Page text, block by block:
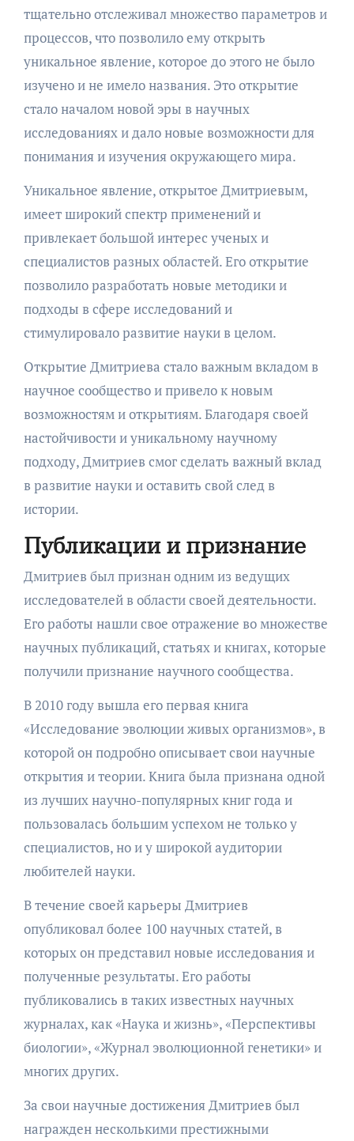
тщательно отслеживал множество параметров и
процессов, что позволило ему открыть
уникальное явление, которое до этого не было
изучено и не имело названия. Это открытие
стало началом новой эры в научных
исследованиях и дало новые возможности для
понимания и изучения окружающего мира.
Уникальное явление, открытое Дмитриевым,
имеет широкий спектр применений и
привлекает большой интерес ученых и
специалистов разных областей. Его открытие
позволило разработать новые методики и
подходы в сфере исследований и
стимулировало развитие науки в целом.
Открытие Дмитриева стало важным вкладом в
научное сообщество и привело к новым
возможностям и открытиям. Благодаря своей
настойчивости и уникальному научному
подходу, Дмитриев смог сделать важный вклад
в развитие науки и оставить свой след в
истории.
Публикации и признание
Дмитриев был признан одним из ведущих
исследователей в области своей деятельности.
Его работы нашли свое отражение во множестве
научных публикаций, статьях и книгах, которые
получили признание научного сообщества.
В 2010 году вышла его первая книга
«Исследование эволюции живых организмов», в
которой он подробно описывает свои научные
открытия и теории. Книга была признана одной
из лучших научно-популярных книг года и
пользовалась большим успехом не только у
специалистов, но и у широкой аудитории
любителей науки.
В течение своей карьеры Дмитриев
опубликовал более 100 научных статей, в
которых он представил новые исследования и
полученные результаты. Его работы
публиковались в таких известных научных
журналах, как «Наука и жизнь», «Перспективы
биологии», «Журнал эволюционной генетики» и
многих других.
За свои научные достижения Дмитриев был
награжден несколькими престижными